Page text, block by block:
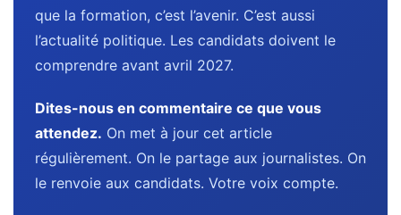
que la formation, c’est l’avenir. C’est aussi
l’actualité politique. Les candidats doivent le
comprendre avant avril 2027.
Dites-nous en commentaire ce que vous
attendez. On met à jour cet article
régulièrement. On le partage aux journalistes. On
le renvoie aux candidats. Votre voix compte.